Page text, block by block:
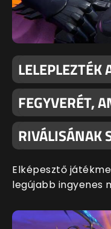
LELEPLEZTÉK
FEGYVERÉT,
RIVÁLISÁNAK
Elképesztő
legújabb ingyenes